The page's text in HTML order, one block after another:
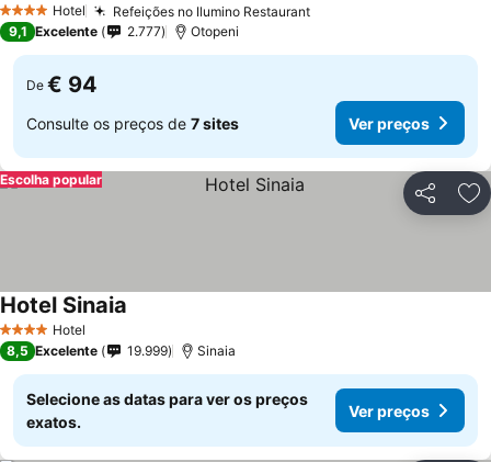
4 EstrelasHotel Refeições no Ilumino RestaurantVer preços
Ver preços
9,1 Excelente 2.777 Otopeni
De € 94
Consulte os preços de 7 sites Ver preços
Partilhar
Escolha popular
4 EstrelasHotel
Hotel Sinaia
8,5 Excelente 19.999 Sinaia
Selecione as datas para ver os preços
exatos.
Ver preços